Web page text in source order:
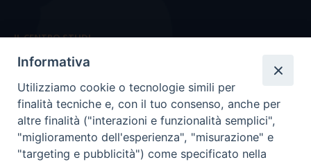
IL CENTRO STUDI
La nostra storia
Statuto
Presidenza e ufficio presidenza
Consiglio scientifico
Informativa
Utilizziamo cookie o tecnologie simili per
finalità tecniche e, con il tuo consenso, anche per
altre finalità ("interazioni e funzionalità semplici",
"miglioramento dell'esperienza", "misurazione" e
"targeting e pubblicità") come specificato nella